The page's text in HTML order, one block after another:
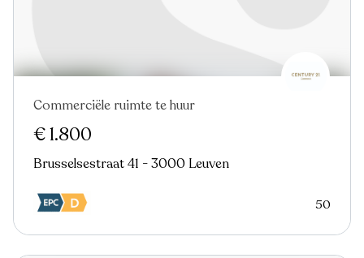
Commerciële ruimte te huur
€ 1.800
Brusselsestraat 41 - 3000 Leuven
50